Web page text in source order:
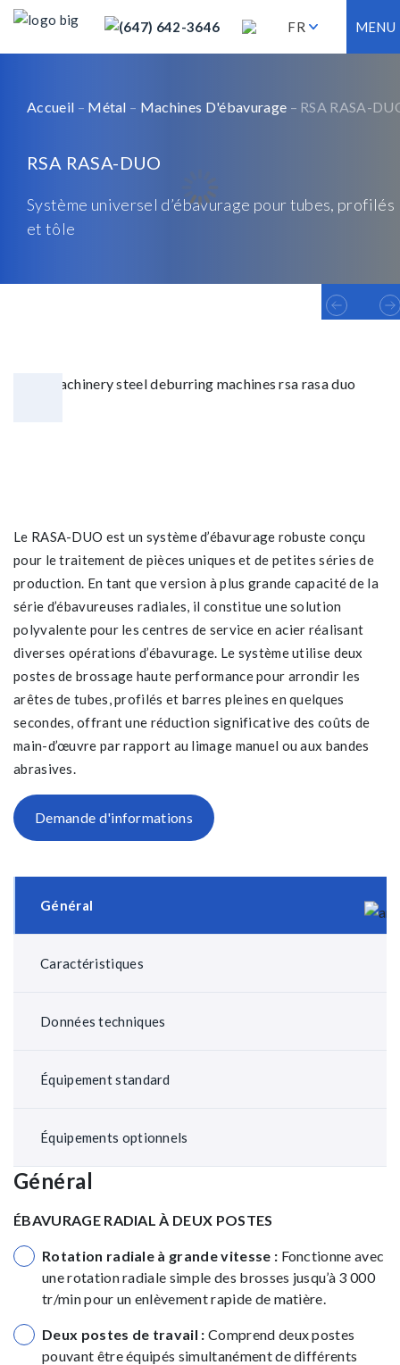
(647) 642-3646 FR MENU
Accueil – Métal – Machines D'ébavurage – RSA RASA-
RSA RASA-DUO
Système universel d’ébavurage pour tubes, profilés
et tôle
Le RASA-DUO est un système d’ébavurage robuste conçu
pour le traitement de pièces uniques et de petites séries de
production. En tant que version à plus grande capacité de la
série d’ébavureuses radiales, il constitue une solution
polyvalente pour les centres de service en acier réalisant
diverses opérations d’ébavurage. Le système utilise deux
postes de brossage haute performance pour arrondir les
arêtes de tubes, profilés et barres pleines en quelques
secondes, offrant une réduction significative des coûts de
main-d’œuvre par rapport au limage manuel ou aux bandes
abrasives.
Demande d'informations
Général
Caractéristiques
Données techniques
Équipement standard
Équipements optionnels
Général
ÉBAVURAGE RADIAL À DEUX POSTES
Rotation radiale à grande vitesse : Fonctionne avec
une rotation radiale simple des brosses jusqu’à 3 000
tr/min pour un enlèvement rapide de matière.
Deux postes de travail : Comprend deux postes
pouvant être équipés simultanément de différents